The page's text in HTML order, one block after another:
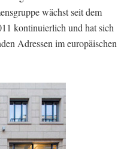
wächst seit dem
kontinuierlich und hat sich
Adressen im europäischen